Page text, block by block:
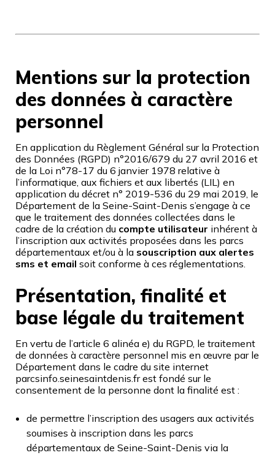
Mentions sur la protection
des données à caractère
personnel
En application du Règlement Général sur la Protection
des Données (RGPD) n°2016/679 du 27 avril 2016 et
de la Loi n°78-17 du 6 janvier 1978 relative à
l’informatique, aux fichiers et aux libertés (LIL) en
application du décret n° 2019-536 du 29 mai 2019, le
Département de la Seine-Saint-Denis s’engage à ce
que le traitement des données collectées dans le
cadre de la création du compte utilisateur inhérent à
l’inscription aux activités proposées dans les parcs
départementaux et/ou à la souscription aux alertes
sms et email soit conforme à ces réglementations.
Présentation, finalité et
base légale du traitement
En vertu de l’article 6 alinéa e) du RGPD, le traitement
de données à caractère personnel mis en œuvre par le
Département dans le cadre du site internet
parcsinfo.seinesaintdenis.fr est fondé sur le
consentement de la personne dont la finalité est :
de permettre l’inscription des usagers aux activités
soumises à inscription dans les parcs
départementaux de Seine-Saint-Denis via la